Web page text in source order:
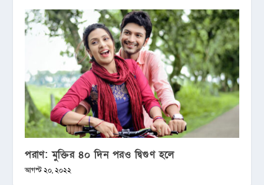
পরাণ: মুক্তির ৪০ দিন পরও দ্বিগুণ হলে
আগস্ট ২০, ২০২২